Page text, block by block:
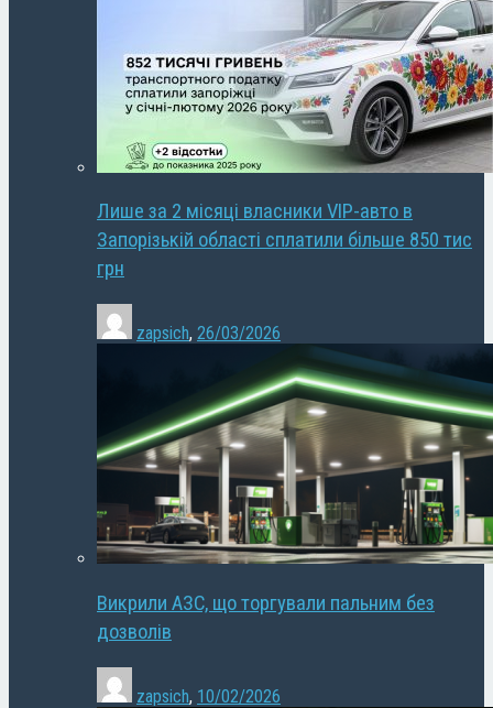
Лише за 2 місяці власники VIP-авто в
Запорізькій області сплатили більше 850 тис
грн
zapsich, 26/03/2026
Викрили АЗС, що торгували пальним без
дозволів
zapsich, 10/02/2026